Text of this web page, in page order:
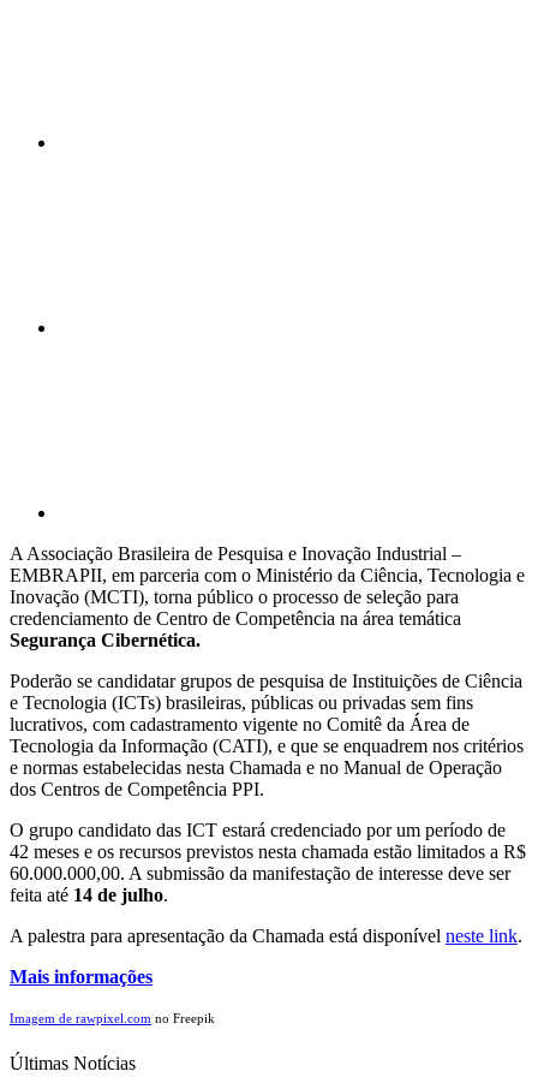
A Associação Brasileira de Pesquisa e Inovação Industrial –
EMBRAPII, em parceria com o Ministério da Ciência, Tecnologia e
Inovação (MCTI), torna público o processo de seleção para
credenciamento de Centro de Competência na área temática
Segurança Cibernética.
Poderão se candidatar grupos de pesquisa de Instituições de Ciência
e Tecnologia (ICTs) brasileiras, públicas ou privadas sem fins
lucrativos, com cadastramento vigente no Comitê da Área de
Tecnologia da Informação (CATI), e que se enquadrem nos critérios
e normas estabelecidas nesta Chamada e no Manual de Operação
dos Centros de Competência PPI.
O grupo candidato das ICT estará credenciado por um período de
42 meses e os recursos previstos nesta chamada estão limitados a R$
60.000.000,00. A submissão da manifestação de interesse deve ser
feita até 14 de julho.
A palestra para apresentação da Chamada está disponível neste link.
Mais informações
Imagem de rawpixel.com no Freepik
Últimas Notícias